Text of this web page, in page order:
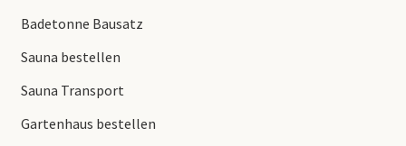
Badetonne Bausatz
Sauna bestellen
Sauna Transport
Gartenhaus bestellen